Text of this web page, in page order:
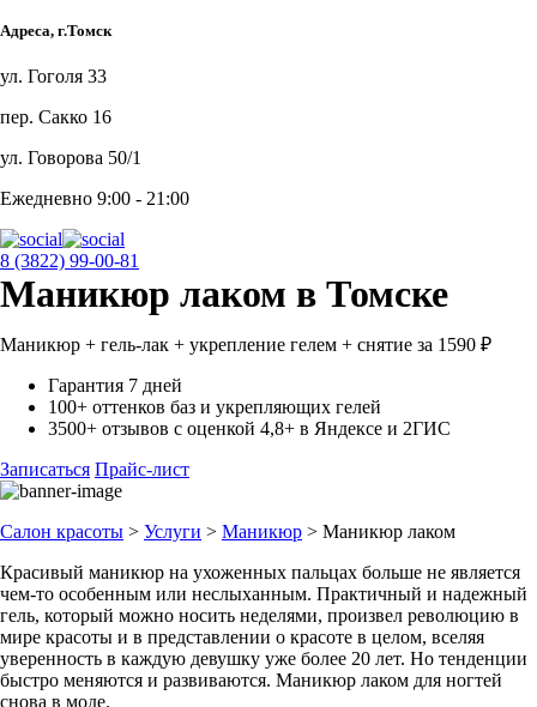
Адреса, г.Томск
ул. Гоголя 33
пер. Сакко 16
ул. Говорова 50/1
Ежедневно 9:00 - 21:00
8 (3822) 99-00-81
Маникюр лаком в Томске
Маникюр + гель-лак + укрепление гелем + снятие за 1590 ₽
Гарантия 7 дней
100+ оттенков баз и укрепляющих гелей
3500+ отзывов с оценкой 4,8+ в Яндексе и 2ГИС
Записаться Прайс-лист
Салон красоты > Услуги > Маникюр > Маникюр лаком
Красивый маникюр на ухоженных пальцах больше не является
чем-то особенным или неслыханным. Практичный и надежный
гель, который можно носить неделями, произвел революцию в
мире красоты и в представлении о красоте в целом, вселяя
уверенность в каждую девушку уже более 20 лет. Но тенденции
быстро меняются и развиваются. Маникюр лаком для ногтей
снова в моде.